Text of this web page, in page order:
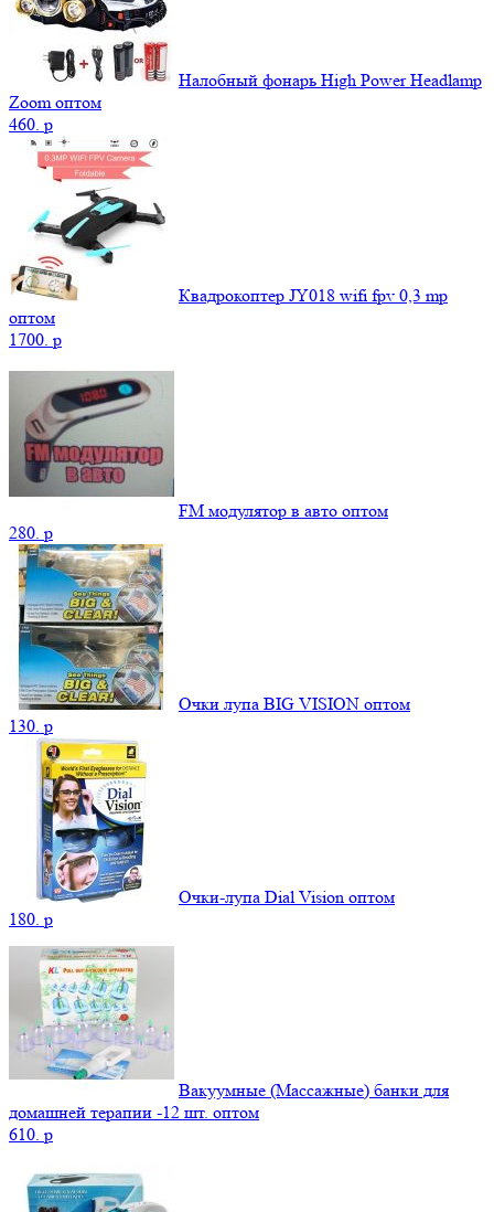
Налобный фонарь High Power Headlamp
Zoom оптом
460. p
Квадрокоптер JY018 wifi fpv 0,3 mp
оптом
1700. p
FM модулятор в авто оптом
280. p
Очки лупа BIG VISION оптом
130. p
Очки-лупа Dial Vision оптом
180. p
Вакуумные (Массажные) банки для
домашней терапии -12 шт. оптом
610. p